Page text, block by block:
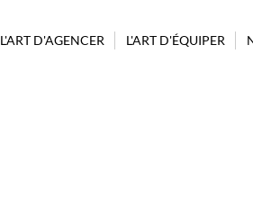
L'ART D'AGENCER L'ART D'ÉQUIPER